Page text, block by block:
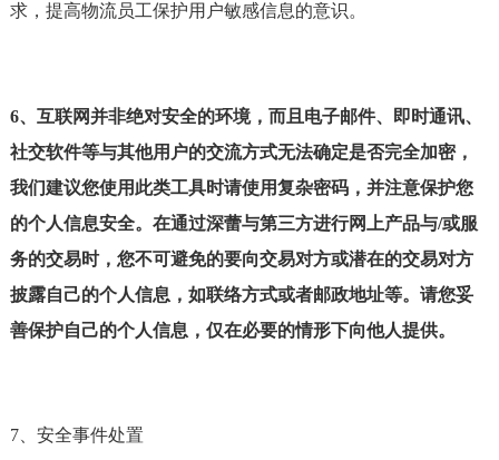
求，提高物流员工保护用户敏感信息的意识。
6、互联网并非绝对安全的环境，而且电子邮件、即时通讯、
社交软件等与其他用户的交流方式无法确定是否完全加密，
我们建议您使用此类工具时请使用复杂密码，并注意保护您
的个人信息安全。在通过深蕾与第三方进行网上产品与/或服
务的交易时，您不可避免的要向交易对方或潜在的交易对方
披露自己的个人信息，如联络方式或者邮政地址等。请您妥
善保护自己的个人信息，仅在必要的情形下向他人提供。
7、安全事件处置